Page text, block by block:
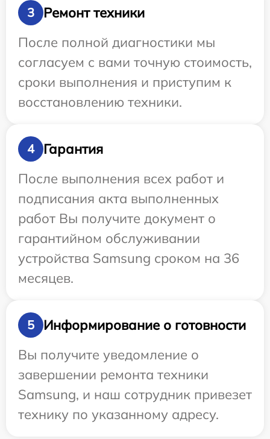
3
Ремонт техники
После полной диагностики мы
согласуем с вами точную стоимость,
сроки выполнения и приступим к
восстановлению техники.
4
Гарантия
После выполнения всех работ и
подписания акта выполненных
работ Вы получите документ о
гарантийном обслуживании
устройства Samsung сроком на 36
месяцев.
5
Информирование о готовности
Вы получите уведомление о
завершении ремонта техники
Samsung, и наш сотрудник привезет
технику по указанному адресу.